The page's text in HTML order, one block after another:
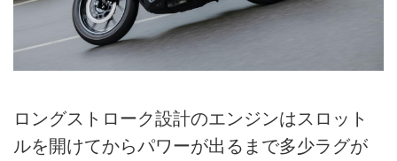
ロングストローク設計のエンジンはスロット
ルを開けてからパワーが出るまで多少ラグが